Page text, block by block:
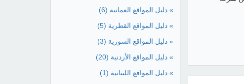
» دليل المواقع العمانية (6)
» دليل المواقع القطرية (5)
» دليل المواقع السورية (3)
» دليل المواقع الأردنية (20)
» دليل المواقع اللبنانية (1)